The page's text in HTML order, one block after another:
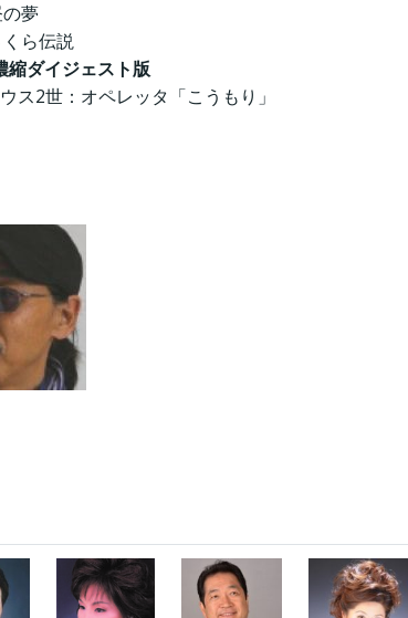
夢
ら伝説
ダイジェスト版
ス2世：オペレッタ「こうもり」